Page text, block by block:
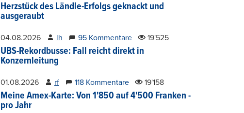
Herzstück des Ländle-Erfolgs geknackt und
ausgeraubt
04.08.2026 lh 95 Kommentare 19'525
UBS-Rekordbusse: Fall reicht direkt in
Konzernleitung
01.08.2026 rf 118 Kommentare 19'158
Meine Amex-Karte: Von 1'850 auf 4'500 Franken -
pro Jahr